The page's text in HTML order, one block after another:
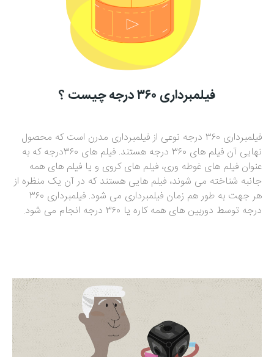
فیلمبرداری ۳۶۰ درجه چیست ؟
فیلمبرداری ۳۶۰ درجه نوعی از فیلمبرداری مدرن است که محصول
نهایی آن فیلم های ۳۶۰ درجه هستند. فیلم های ۳۶۰درجه که به
عنوان فیلم های غوطه وری، فیلم های کروی و یا فیلم های همه
جانبه شناخته می شوند، فیلم هایی هستند که در آن یک منظره از
هر جهت به طور هم زمان فیلمبرداری می شود. فیلمبرداری ۳۶۰
درجه توسط دوربین های همه کاره یا ۳۶۰ درجه انجام می شود.